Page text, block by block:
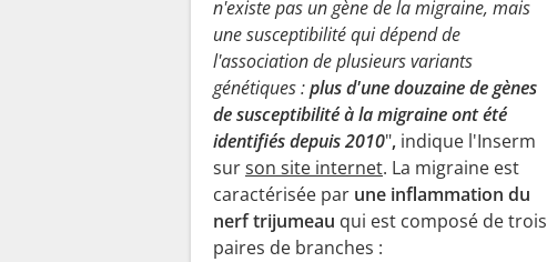
n'existe pas un gène de la migraine, mais
une susceptibilité qui dépend de
l'association de plusieurs variants
génétiques :plus d'une douzaine de gènes
de susceptibilité à la migraine ont été
identifiés depuis 2010", indique l'Inserm
surson site internet. La migraine est
caractérisée par une inflammation du
nerf trijumeau qui est composé de trois
paires de branches :